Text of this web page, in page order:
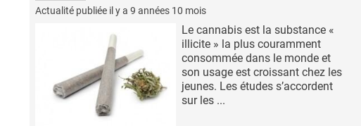
Actualité publiée il y a 9 années 10 mois
Le cannabis est la substance «
illicite » la plus couramment
consommée dans le monde et
son usage est croissant chez les
jeunes. Les études s’accordent
sur les ...